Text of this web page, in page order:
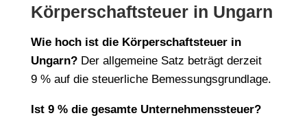
Körperschaftsteuer in Ungarn
Wie hoch ist die Körperschaftsteuer in
Ungarn?Der allgemeine Satz beträgt derzeit
9 % auf die steuerliche Bemessungsgrundlage.
Ist 9 % die gesamte Unternehmenssteuer?